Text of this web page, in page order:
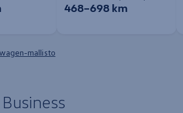
468–698 km
mallisto
Business